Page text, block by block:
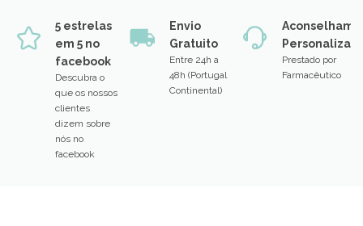
5 estrelas
em 5 no
facebook
Descubra o
que os nossos
clientes
dizem sobre
nós no
facebook
Envio
Gratuito
Entre 24h a
48h (Portugal
Continental)
Prestado por
Farmacêutico